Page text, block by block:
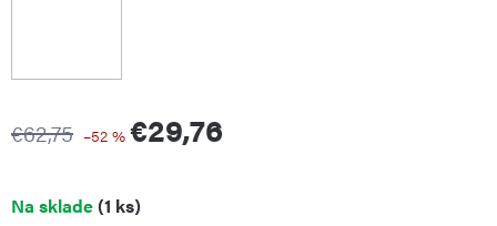
€62,75 –52 % €29,76
Jednotková
Na sklade(1 ks)